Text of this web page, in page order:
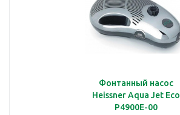
Фонтанный насос
Heissner Aqua Jet Eco
P4900E-00